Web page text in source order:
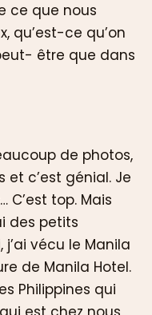
ce que nous
qu’est-ce qu’on
être que dans
de photos,
et c’est génial. Je
C’est top. Mais
des petits
vécu le Manila
de Manila Hotel.
Philippines qui